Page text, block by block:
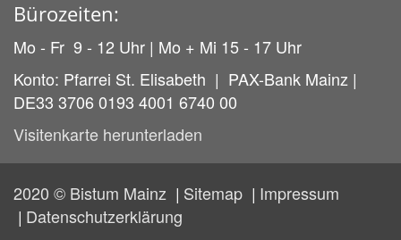
Bürozeiten:
Mo - Fr 9 - 12 Uhr | Mo + Mi 15 - 17 Uhr
Konto: Pfarrei St. Elisabeth | PAX-Bank Mainz |
DE33 3706 0193 4001 6740 00
Visitenkarte herunterladen
2020 © Bistum Mainz Sitemap
Impressum
Datenschutzerklärung